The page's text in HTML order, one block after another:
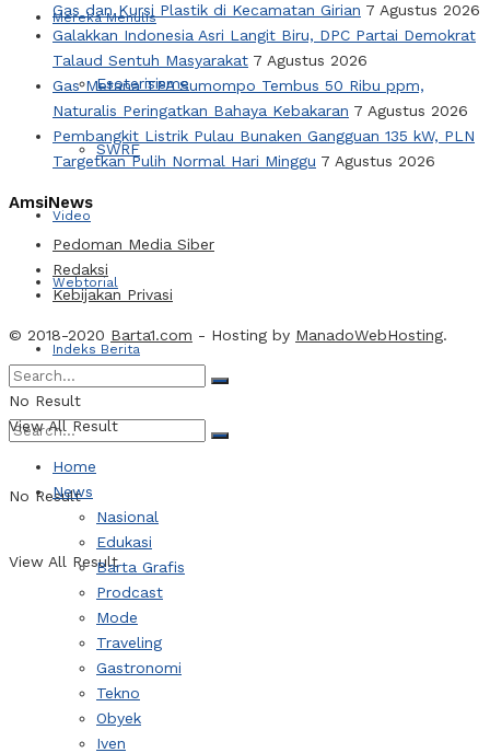
Mereka Menulis
Esoterisisme
SWRF
Video
Webtorial
Indeks Berita
No Result
View All Result
Gas dan Kursi Plastik di Kecamatan Girian 7 Agustus 2026
Galakkan Indonesia Asri Langit Biru, DPC Partai Demokrat
Talaud Sentuh Masyarakat 7 Agustus 2026
Gas Metana TPA Sumompo Tembus 50 Ribu ppm,
Naturalis Peringatkan Bahaya Kebakaran 7 Agustus 2026
Pembangkit Listrik Pulau Bunaken Gangguan 135 kW, PLN
Targetkan Pulih Normal Hari Minggu 7 Agustus 2026
AmsiNews
Pedoman Media Siber
Redaksi
Kebijakan Privasi
© 2018-2020 Barta1.com - Hosting by ManadoWebHosting.
No Result
View All Result
Home
News
Nasional
Edukasi
Barta Grafis
Prodcast
Mode
Traveling
Gastronomi
Tekno
Obyek
Iven